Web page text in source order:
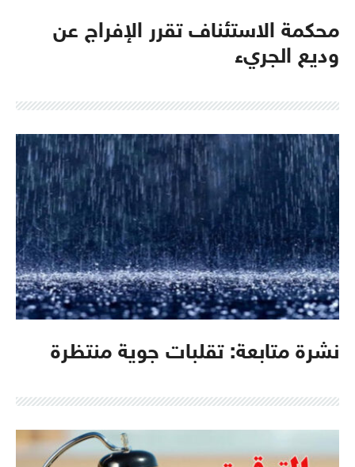
محكمة الاستئناف تقرر الإفراج عن
وديع الجريء
نشرة متابعة: تقلبات جوية منتظرة